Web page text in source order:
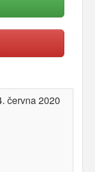
června 2020